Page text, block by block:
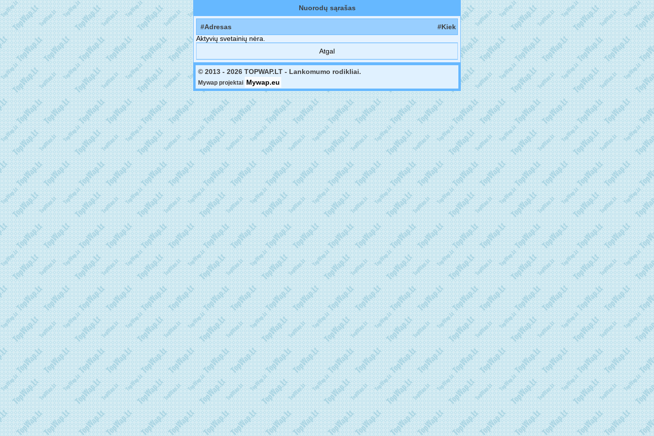
Nuorodų sąrašas
#Adresas
#Kiek
Aktyvių svetainių nėra.
Atgal
© 2013 - 2026 TOPWAP.LT - Lankomumo rodikliai.
Mywap projektai Mywap.eu